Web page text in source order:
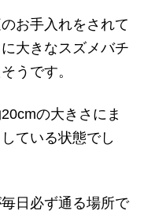
お手入れをされて
大きなスズメバチ
うです。
の大きさにま
ている状態でし
日必ず通る場所で